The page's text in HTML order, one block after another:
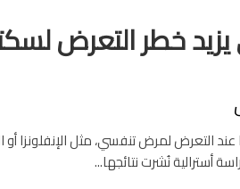
خطر التعرض
عند التعرض لمرض تنفسي، مثل الإنفلونزا أو
أسترالية نُشرت نتائجها...